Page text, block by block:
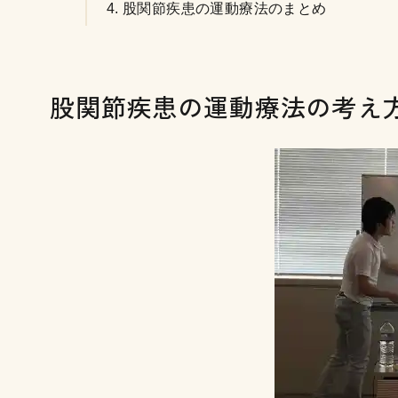
股関節疾患の運動療法のまとめ
股関節疾患の運動療法の考え